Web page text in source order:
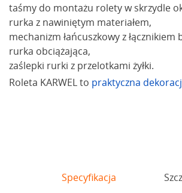
taśmy do montażu rolety w skrzydle
rurka z nawiniętym materiałem,
mechanizm łańcuszkowy z łącznikiem
rurka obciążająca,
zaślepki rurki z przelotkami żyłki.
Roleta KARWEL to praktyczna
Specyfikacja